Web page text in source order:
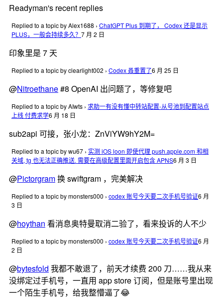
Readyman's recent replies
Replied to a topic by Alex1688 › ChatGPT Plus 到期了， Codex 还是显示
PLUS，一般会持续多久？ 7 月 2 日
印象里是 7 天
Replied to a topic by clearlight002 › Codex 叒重置了6 月 25 日
@Nitroethane#8 OpenAI 出问题了，等修复吧
Replied to a topic by AIwts › 求助一有没有懂中转站配置-从号池到配置站点
上线 付费求学6 月 18 日
sub2api 可接，张小龙：ZnViYW9hY2M=
Replied to a topic by wu67 › 实测 iOS loon 即使代理 push.apple.com 和相
关域, tg 也无法正确推送. 需要在高级配置里面开启包含 APNS6 月 3 日
@Pictorgram换 swiftgram ，完美解决
Replied to a topic by monsters000 › codex 账号今天要二次手机号验证6 月
3 日
@hoythan 看消息奥特曼取消二验了，看来投诉的人不少
Replied to a topic by monsters000 › codex 账号今天要二次手机号验证6 月
2 日
@bytesfold 我都不敢退了，前天才续费 200 刀……我从来
没绑定过手机号，一直用 app store 订阅，但是账号里出现
一个陌生手机号，给我整懵逼了😂